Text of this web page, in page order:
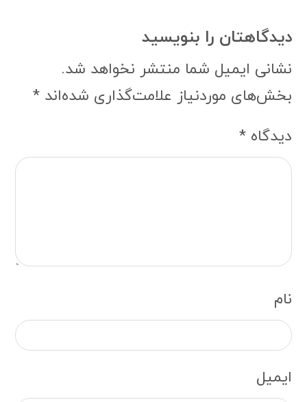
دیدگاهتان را بنویسید
نشانی ایمیل شما منتشر نخواهد شد.
بخش‌های موردنیاز علامت‌گذاری شده‌اند*
دیدگاه*
نام
ایمیل